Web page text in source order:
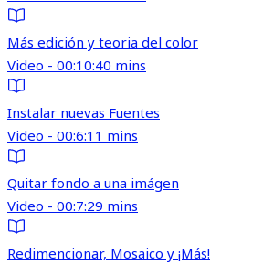
Más edición y teoria del color
Video - 00:10:40 mins
Instalar nuevas Fuentes
Video - 00:6:11 mins
Quitar fondo a una imágen
Video - 00:7:29 mins
Redimencionar, Mosaico y ¡Más!